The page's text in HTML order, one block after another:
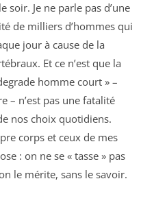
Je ne parle pas d’une
de milliers d’hommes qui
jour à cause de la
Et ce n’est que la
homme court » –
– n’est pas une fatalité
nos choix quotidiens.
corps et ceux de mes
: on ne se « tasse » pas
le mérite, sans le savoir.